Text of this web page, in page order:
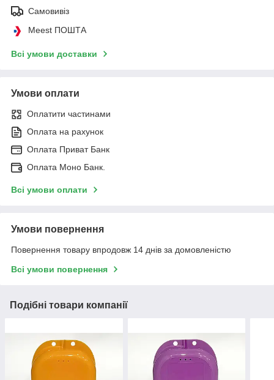
Самовивіз
Meest ПОШТА
Всі умови доставки
Умови оплати
Оплатити частинами
Оплата на рахунок
Оплата Приват Банк
Оплата Моно Банк.
Всі умови оплати
Умови повернення
Повернення товару впродовж 14 днів за домовленістю
Всі умови повернення
Подібні товари компанії